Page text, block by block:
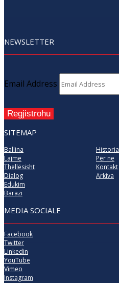
NEWSLETTER
Email Address
Regjistrohu
SITEMAP
Ballina
Lajme
Thellësisht
Dialog
Edukim
Barazi
Historia
Për ne
Kontakt
Arkiva
MEDIA SOCIALE
Facebook
Twitter
Linkedin
YouTube
Vimeo
Instagram